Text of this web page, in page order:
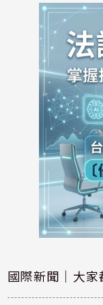
國際新聞｜大家